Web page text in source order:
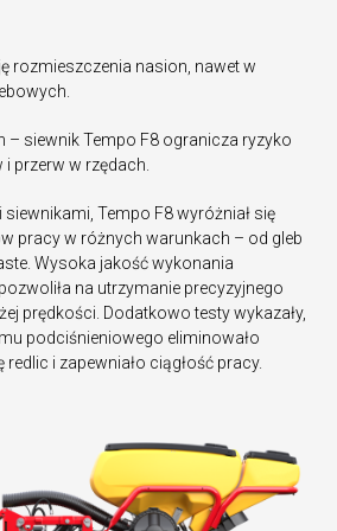
rozmieszczenia nasion, nawet w
– siewnik Tempo F8 ogranicza ryzyko
przerw w rzędach.
Tempo F8 wyróżniał się
pracy w różnych warunkach – od gleb
Wysoka jakość wykonania
na utrzymanie precyzyjnego
prędkości. Dodatkowo testy wykazały,
podciśnieniowego eliminowało
i zapewniało ciągłość pracy.